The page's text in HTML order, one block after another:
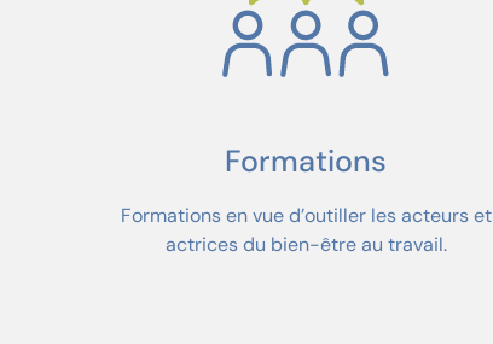
Formations
Formations en vue d’outiller les acteurs et
actrices du bien-être au travail.